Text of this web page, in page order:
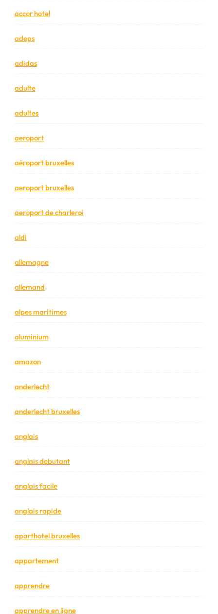
accor hotel
adeps
adidas
adulte
adultes
aeroport
aéroport bruxelles
aeroport bruxelles
aeroport de charleroi
aldi
allemagne
allemand
alpes maritimes
aluminium
amazon
anderlecht
anderlecht bruxelles
anglais
anglais debutant
anglais facile
anglais rapide
aparthotel bruxelles
appartement
apprendre
apprendre en ligne